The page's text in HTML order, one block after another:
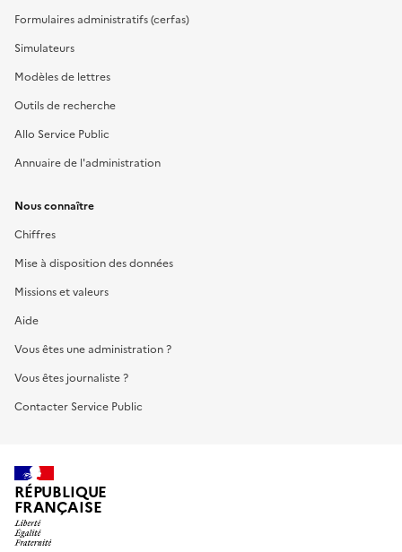
Formulaires administratifs (cerfas)
Simulateurs
Modèles de lettres
Outils de recherche
Allo Service Public
Annuaire de l'administration
Nous connaître
Chiffres
Mise à disposition des données
Missions et valeurs
Aide
Vous êtes une administration ?
Vous êtes journaliste ?
Contacter Service Public
RÉPUBLIQUE
FRANÇAISE